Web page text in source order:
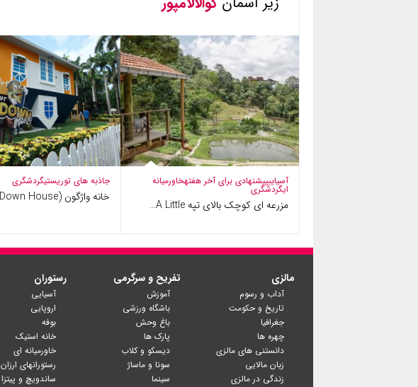
آسیاییپیشنهادی برای آخر هفتهخاورمیانه
ایگردشگری
مزرعه ای کوچک بالای تپه A Little…
جاذبه های توریستیگردشگری
خانه واژگون (Upside Down House)
مالزی
آداب و رسوم
تاریخ و حکومت
جغرافیا
چهره ها
دانستنی های مالزی
زبان مالایی
زندگی در مالزی
تفریح و سرگرمی
آموزش
باشگاه ورزشی
باغ وحش
پارک ها
دیسکو و کلاب
سونا و ماساژ
سینما
رستوران
آسیایی
اروپایی
بوفه
خانه استیک
خاورمیانه ای
رستورانهای ارزان
ساندویچ و پیتزا